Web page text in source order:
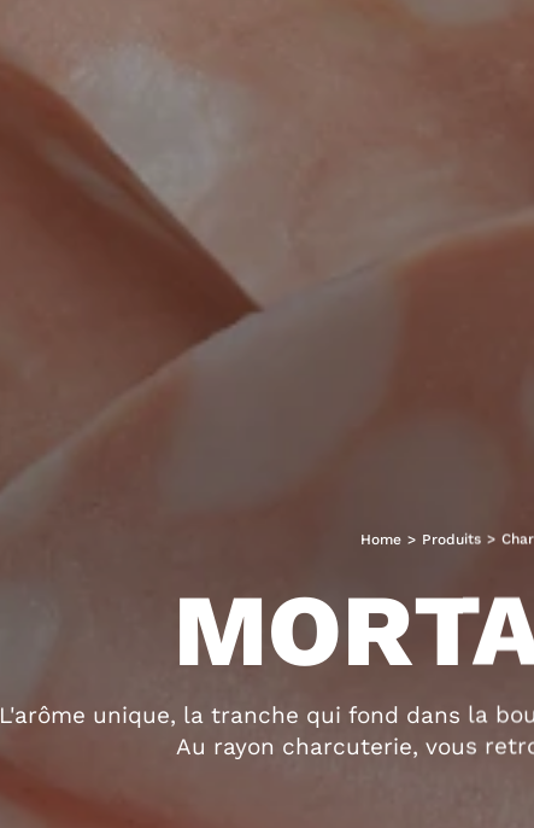
Home > Produits >
L'arôme unique, la tranche qui fond dans la
Au rayon charcuterie, vous